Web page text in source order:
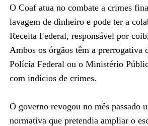
O Coaf atua no combate a crimes
lavagem de dinheiro e pode ter a
Receita Federal, responsável por
Ambos os órgãos têm a prerrogativa
Polícia Federal ou o Ministério
com indícios de crimes.
O governo revogou no mês passado
normativa que pretendia ampliar o